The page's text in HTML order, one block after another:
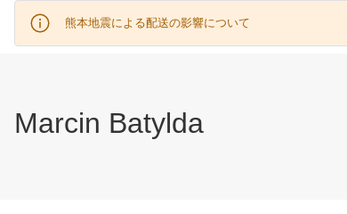
熊本地震による配送の影響について
Marcin Batylda